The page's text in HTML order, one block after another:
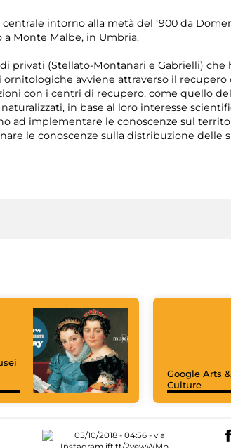
intorno alla metà del ‘900 da
a Monte Malbe, in Umbria.
privati (Stellato-Montanari e Gabrielli)
avviene attraverso il
con i centri di recupero, come quello
in base al loro interesse
ad implementare le conoscenze sul
le conoscenze sulla distribuzione delle
Google Arts &
Culture